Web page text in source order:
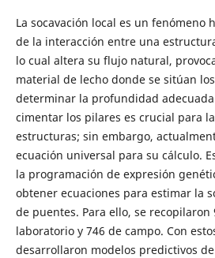
La socavación local es un fenómeno
de la interacción entre una
lo cual altera su flujo natural,
material de lecho donde se sitúan
determinar la profundidad
cimentar los pilares es crucial para
estructuras; sin embargo,
ecuación universal para su cálculo.
la programación de expresión
obtener ecuaciones para estimar la
de puentes. Para ello, se recopilaron
laboratorio y 746 de campo. Con
desarrollaron modelos predictivos